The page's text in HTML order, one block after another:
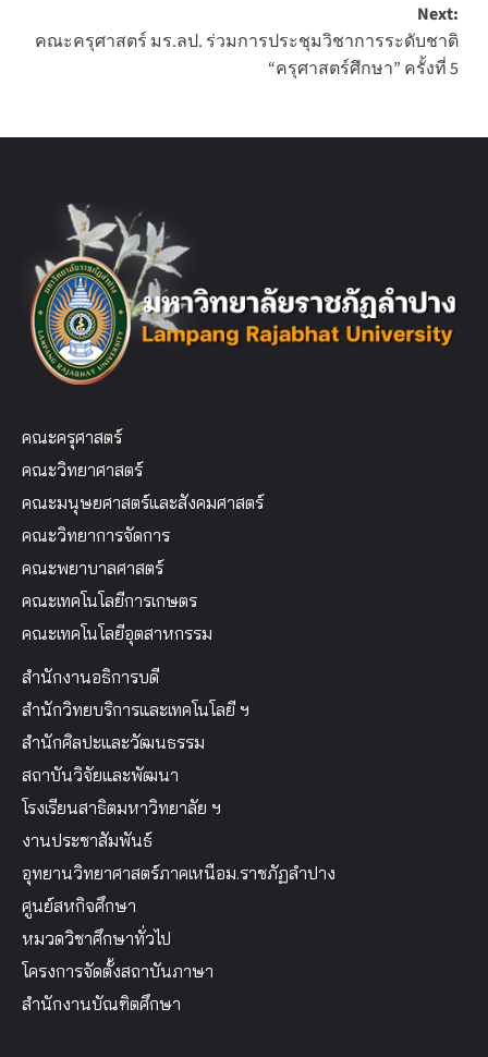
Next:
คณะครุศาสตร์ มร.ลป. ร่วมการประชุมวิชาการระดับชาติ
“ครุศาสตร์ศึกษา” ครั้งที่ 5
คณะครุศาสตร์
คณะวิทยาศาสตร์
คณะมนุษยศาสตร์และสังคมศาสตร์
คณะวิทยาการจัดการ
คณะพยาบาลศาสตร์
คณะเทคโนโลยีการเกษตร
คณะเทคโนโลยีอุตสาหกรรม
สำนักงานอธิการบดี
สำนักวิทยบริการและเทคโนโลยี ฯ
สำนักศิลปะและวัฒนธรรม
สถาบันวิจัยและพัฒนา
โรงเรียนสาธิตมหาวิทยาลัย ฯ
งานประชาสัมพันธ์
อุทยานวิทยาศาสตร์ภาคเหนือม.ราชภัฏลำปาง
ศูนย์สหกิจศึกษา
หมวดวิชาศึกษาทั่วไป
โครงการจัดตั้งสถาบันภาษา
สำนักงานบัณฑิตศึกษา